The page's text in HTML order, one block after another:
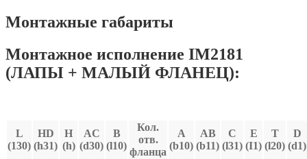
Монтажные габариты
Монтажное исполнение IM2181
(ЛАПЫ + МАЛЫЙ ФЛАНЕЦ):
L
(130)
HD
(h31)
H
(h)
AC
(d30)
В
(l10)
Кол.
отв.
фланца
A
(b10)
AB
(b11)
C
(l31)
E
(I1)
T
(l20)
D
(d1)